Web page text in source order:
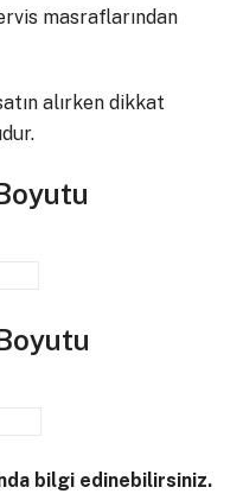
masraflarından
alırken dikkat
bilgi edinebilirsiniz.